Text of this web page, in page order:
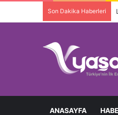
Son Dakika Haberleri
ANASAYFA